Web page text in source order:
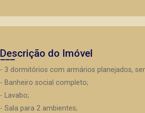
Descrição do Imóvel
- 3 dormitórios com armários planejados,
- Banheiro social completo;
- Lavabo;
- Sala para 2 ambientes;